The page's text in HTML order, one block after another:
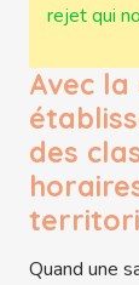
rejet qui
Avec la
des
Quand une